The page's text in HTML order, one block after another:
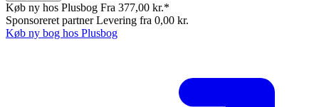
Køb ny hos Plusbog Fra 377,00 kr.*
Sponsoreret partnerLevering fra 0,00 kr.
Køb ny bog hos Plusbog